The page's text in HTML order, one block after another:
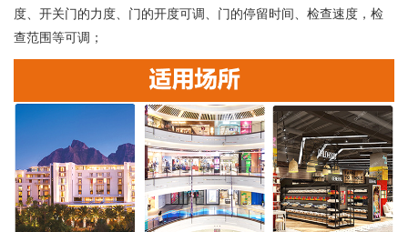
度、开关门的力度、门的开度可调、门的停留时间、检查速度，检
查范围等可调；